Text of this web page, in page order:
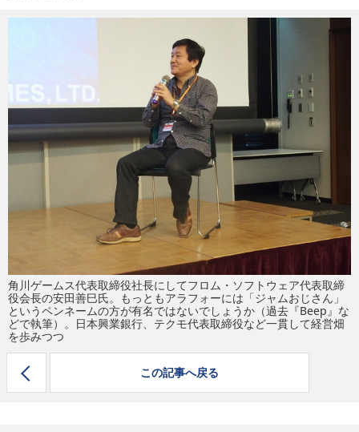
eスポーツ
角川ゲームス代表取締役社長にしてフロム・ソフトウェア代表取締
役会長の安田善巳氏。もっともアラフォーには「ジャムおじさん」
というペンネームの方が有名ではないでしょうか（過去『Beep』な
どで執筆）。日本興業銀行、テクモ代表取締役など一貫して経営畑
を歩みつつ
この記事へ戻る